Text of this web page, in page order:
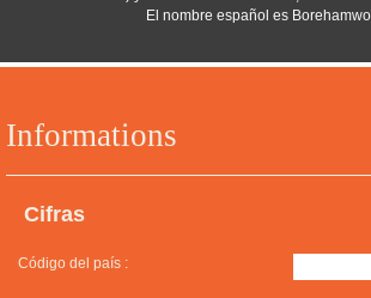
Informations
Cifras
Código del país :
El nombre español es